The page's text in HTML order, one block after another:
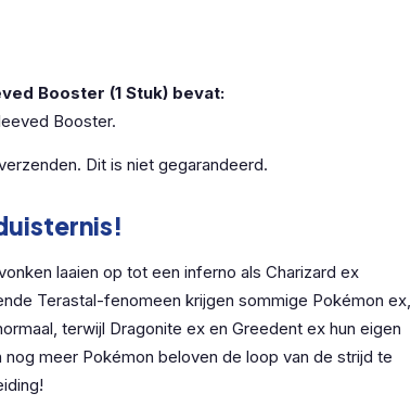
Booster (1 Stuk) bevat:
Booster.
Dit is niet gegarandeerd.
laaien op tot een inferno als Charizard ex
Terastal-fenomeen krijgen sommige Pokémon ex,
terwijl Dragonite ex en Greedent ex hun eigen
meer Pokémon beloven de loop van de strijd te